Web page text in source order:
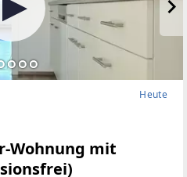
Heute
Wohnung mit